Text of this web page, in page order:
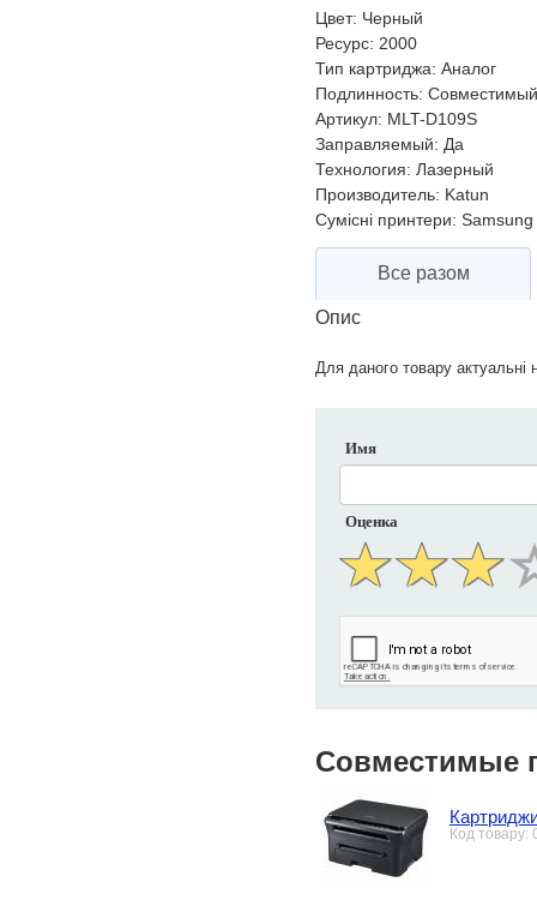
Цвет: Черный
Ресурс: 2000
Тип картриджа: Аналог
Подлинность: Совместимый
Артикул: MLT-D109S
Заправляемый: Да
Технология: Лазерный
Производитель: Katun
Сумісні принтери:
Все разом
Опис
Для даного товару актуальні
Имя
Оценка
Совместимые
Код товару: